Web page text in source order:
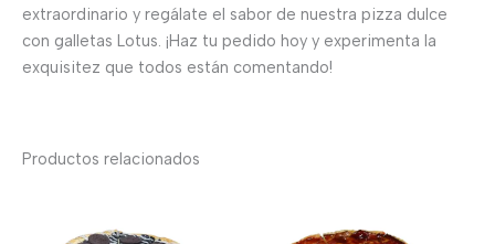
extraordinario y regálate el sabor de nuestra pizza dulce
con galletas Lotus. ¡Haz tu pedido hoy y experimenta la
exquisitez que todos están comentando!
Productos relacionados